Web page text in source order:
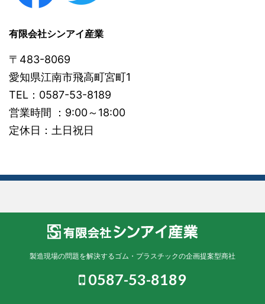
有限会社シンアイ産業
〒483-8069
愛知県江南市飛高町宮町1
TEL：0587-53-8189
営業時間 ：9:00～18:00
定休日：土日祝日
製造現場の問題を解決するゴム・プラスチックの企画提案型商社
0587-53-8189
© 2026 シンアイ産業